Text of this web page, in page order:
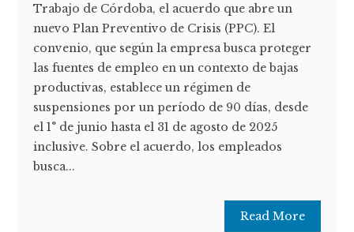
Trabajo de Córdoba, el acuerdo que abre un
nuevo Plan Preventivo de Crisis (PPC). El
convenio, que según la empresa busca proteger
las fuentes de empleo en un contexto de bajas
productivas, establece un régimen de
suspensiones por un período de 90 días, desde
el 1° de junio hasta el 31 de agosto de 2025
inclusive. Sobre el acuerdo, los empleados
busca...
Read More